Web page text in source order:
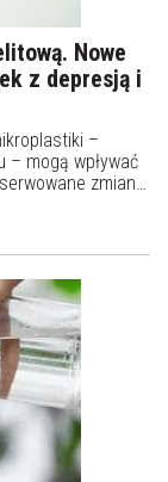
Nowe
z depresją i
–
– mogą wpływać
zmiany
i rakiem